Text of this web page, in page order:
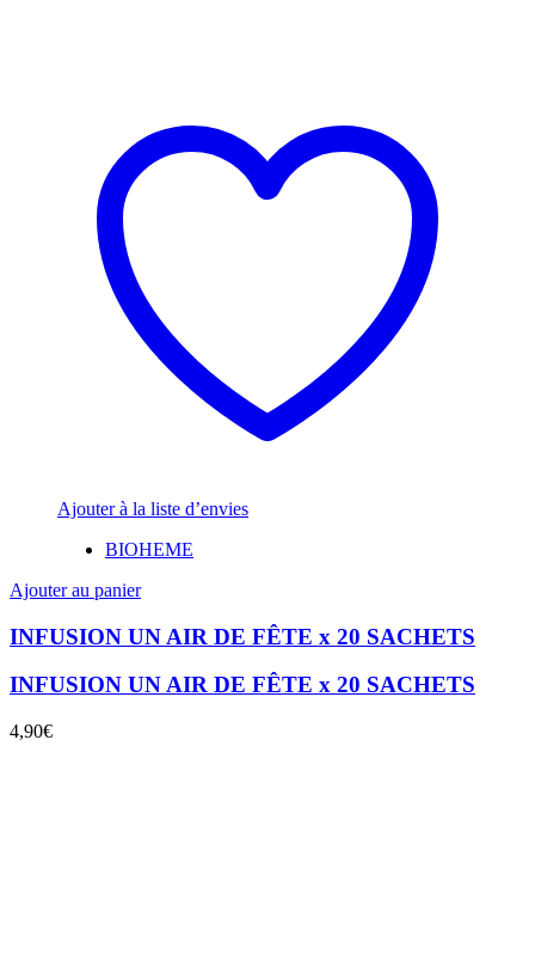
Ajouter à la liste d’envies
BIOHEME
Ajouter au panier
INFUSION UN AIR DE FÊTE x 20 SACHETS
INFUSION UN AIR DE FÊTE x 20 SACHETS
4,90€